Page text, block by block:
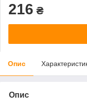
216 ₴
Опис
Опис